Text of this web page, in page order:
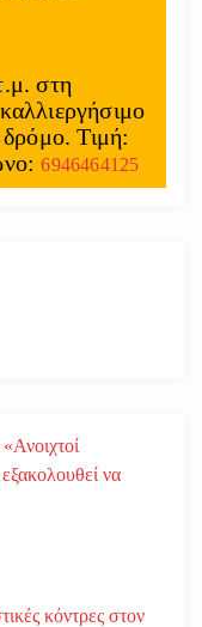
στη
δρόμο. Τιμή:
6946464125
«Ανοιχτοί
να
κόντρες στον